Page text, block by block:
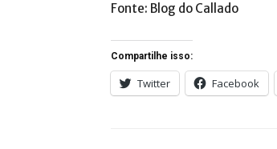
Fonte: Blog do Callado
Compartilhe isso:
Twitter Facebook